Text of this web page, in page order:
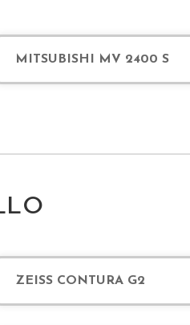
MITSUBISHI MV 2400 S
ZEISS CONTURA G2